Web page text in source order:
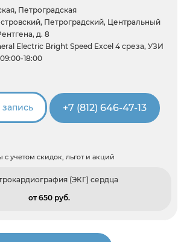
Петроградская
Петроградский, Центральный
д. 8
Electric Bright Speed Excel 4 среза, УЗИ
09:00-18:00
+7 (812) 646-47-13
с учетом скидок, льгот и акций
(ЭКГ) сердца
от 650 pуб.